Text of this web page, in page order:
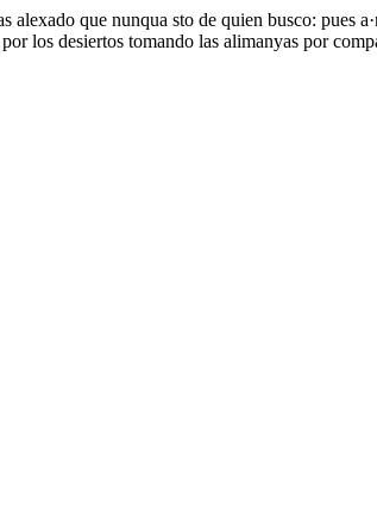
alexado que nunqua sto de quien busco:
los desiertos tomando las alimanyas por